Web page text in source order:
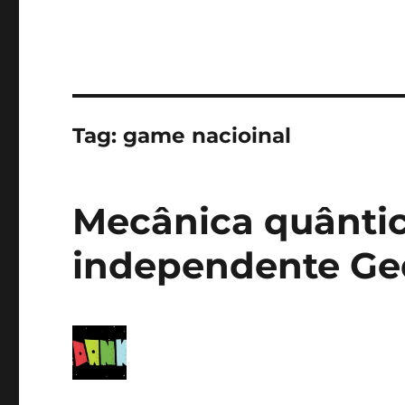
Tag:game nacioinal
Mecânica
independente